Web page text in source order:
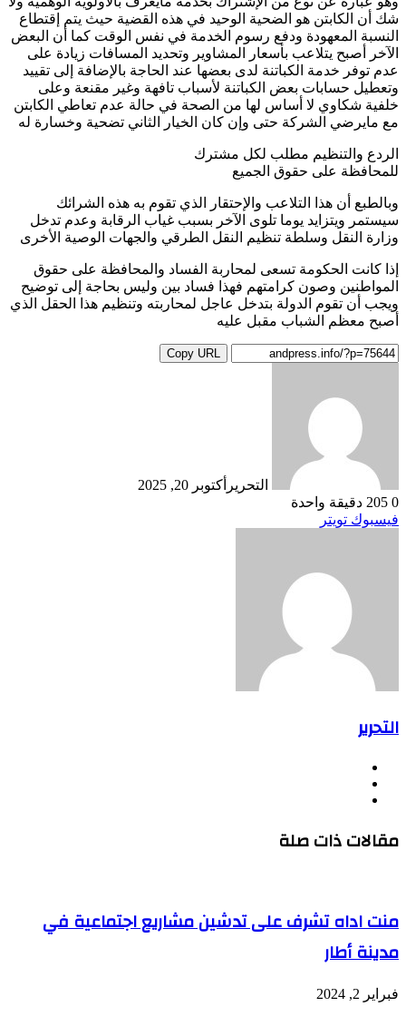
شك أن الكابتن هو الضحية الوحيد في هذه القضية حيث يتم إقتطاع
النسبة المعهودة ودفع رسوم الخدمة في نفس الوقت كما أن البعض
الآخر أصبح يتلاعب بأسعار المشاوير وتحديد المسافات زيادة على
عدم توفر خدمة الكباتنة لدى بعضها عند الحاجة بالإضافة إلى تقييد
وتعطيل حسابات بعض الكباتنة لأسباب تافهة وغير مقنعة وعلى
خلفية شكاوي لا أساس لها من الصحة في حالة عدم تعاطي الكابتن
مع مايرضي الشركة حتى وإن كان الخيار الثاني تضحية وخسارة له
الردع والتنظيم مطلب لكل مشترك
للمحافظة على حقوق الجميع
وبالطبع أن هذا التلاعب والإحتقار الذي تقوم به هذه الشرائك
سيستمر ويتزايد يوما تلوى الآخر بسبب غياب الرقابة وعدم تدخل
وزارة النقل وسلطة تنظيم النقل الطرقي والجهات الوصية الأخرى
إذا كانت الحكومة تسعى لمحاربة الفساد والمحافظة على حقوق
المواطنين وصون كرامتهم فهذا فساد بين وليس بحاجة إلى توضيح
ويجب أن تقوم الدولة بتدخل عاجل لمحاربته وتنظيم هذا الحقل الذي
أصبح معظم الشباب مقبل عليه
Copy URL
التحرير أكتوبر 20, 2025
0
دقيقة واحدة
فيسبوك تويتر
التحرير
مقالات ذات صلة
منت اداه تشرف على تدشين مشاريع اجتماعية في
مدينة أطار
فبراير 2, 2024